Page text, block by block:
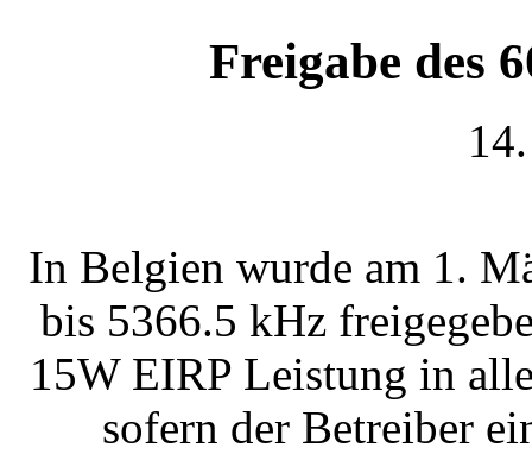
Freigabe des
In Belgien wurde am 1.
bis 5366.5 kHz
15W EIRP Leistung in
sofern der Betreiber